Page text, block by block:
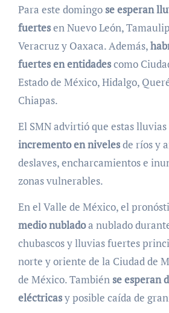
Para este domingo se esperan
fuertesen Nuevo León,
Veracruz y Oaxaca. Además,
fuertes en entidadescomo
Estado de México, Hidalgo,
Chiapas.
El SMN advirtió que estas lluvias
incremento en nivelesde ríos y
deslaves, encharcamientos e
zonas vulnerables.
En el Valle de México, el
medio nubladoa nublado
chubascos y lluvias fuertes
norte y oriente de la Ciudad de
de México. También se esperan
eléctricasy posible caída de